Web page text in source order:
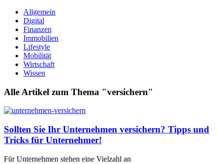
Allgemein
Digital
Finanzen
Immobilien
Lifestyle
Mobilität
Wirtschaft
Wissen
Alle Artikel zum Thema "versichern"
Sollten Sie Ihr Unternehmen versichern? Tipps und
Tricks für Unternehmer!
Für Unternehmen stehen eine Vielzahl an